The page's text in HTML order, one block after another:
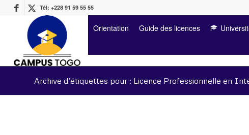
Tél: +228 91 59 55 55
Orientation Guide des licences
Archive d’étiquettes pour : Licence Professionnelle en